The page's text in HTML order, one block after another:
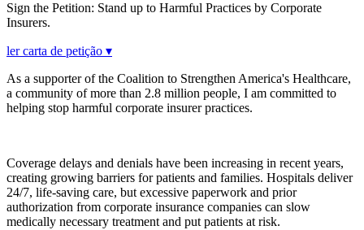
Sign the Petition: Stand up to Harmful Practices by Corporate
Insurers.
ler carta de petição ▾
As a supporter of the Coalition to Strengthen America's Healthcare,
a community of more than 2.8 million people, I am committed to
helping stop harmful corporate insurer practices.
Coverage delays and denials have been increasing in recent years,
creating growing barriers for patients and families. Hospitals deliver
24/7, life-saving care, but excessive paperwork and prior
authorization from corporate insurance companies can slow
medically necessary treatment and put patients at risk.